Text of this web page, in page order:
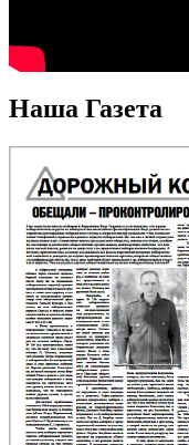
Наша Газета